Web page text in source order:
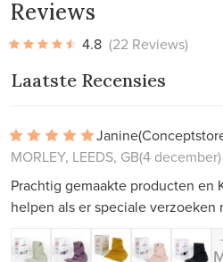
Reviews
4.8 (22 Reviews)
Laatste Recensies
Janine
MORLEY, LEEDS, GB(4 december)
Prachtig gemaakte producten en
helpen als er speciale verzoeken